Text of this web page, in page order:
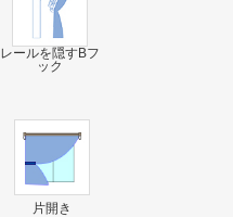
レールを隠すBフ
ック
片開き